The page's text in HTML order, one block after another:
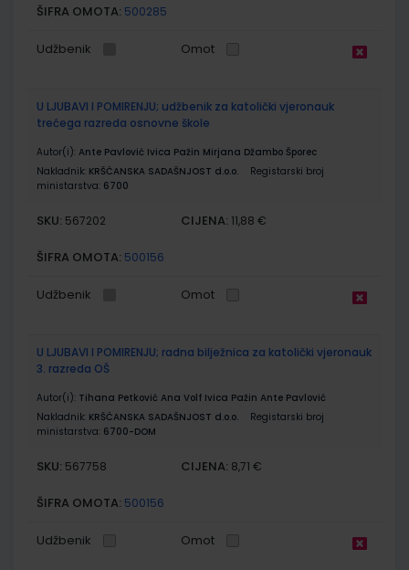
ŠIFRA OMOTA: 500285
Udžbenik Omot
U LJUBAVI I POMIRENJU; udžbenik za katolički vjeronauk
trećega razreda osnovne škole
Autor(i): Ante Pavlović Ivica Pažin Mirjana Džambo Šporec
Nakladnik: KRŠĆANSKA SADAŠNJOST d.o.o.
Registarski broj
ministarstva: 6700
SKU: 567202 CIJENA: 11,88 €
ŠIFRA OMOTA: 500156
Udžbenik Omot
U LJUBAVI I POMIRENJU; radna bilježnica za katolički vjeronauk
3. razreda OŠ
Autor(i): Tihana Petković Ana Volf Ivica Pažin Ante Pavlović
Nakladnik: KRŠĆANSKA SADAŠNJOST d.o.o.
Registarski broj
ministarstva: 6700-DOM
SKU: 567758 CIJENA: 8,71 €
ŠIFRA OMOTA: 500156
Udžbenik Omot